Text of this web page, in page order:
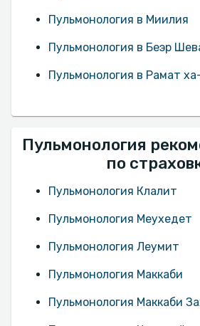
Пульмонология в Миилия
Пульмонология в Беэр
Пульмонология в Рамат
Пульмонология
по
Пульмонология Клалит
Пульмонология Меухедет
Пульмонология Леумит
Пульмонология Маккаби
Пульмонология Маккаби